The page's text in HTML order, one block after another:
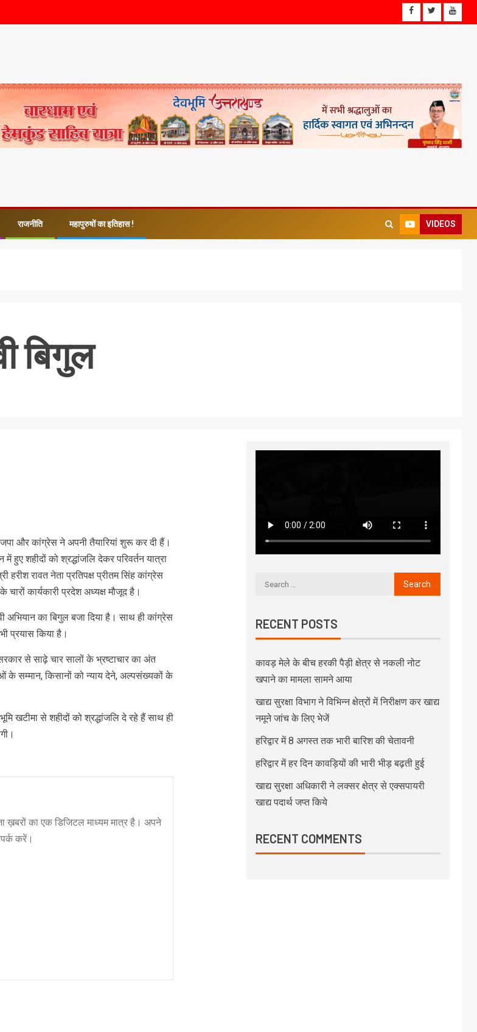
राजनीति महापुरुषों का इतिहास ! VIDEOS
बिगुल
और कांग्रेस ने अपनी तैयारियां शुरू कर दी हैं।
हुए शहीदों को श्रद्धांजलि देकर परिवर्तन यात्रा
हरीश रावत नेता प्रतिपक्ष प्रीतम सिंह कांग्रेस
कार्यकारी प्रदेश अध्यक्ष मौजूद है।
अभियान का बिगुल बजा दिया है। साथ ही कांग्रेस
प्रयास किया है।
सरकार से साढ़े चार सालों के भ्रष्टाचार का अंत
के सम्मान, किसानों को न्याय देने, अल्पसंख्यकों के
खटीमा से शहीदों को श्रद्धांजलि दे रहे हैं साथ ही
ख़बरों का एक डिजिटल माध्यम मात्र है। अपने
करें।
RECENT POSTS
कावड़ मेले के बीच हरकी पैड़ी क्षेत्र से नकली नोट
खपाने का मामला सामने आया
खाद्य सुरक्षा विभाग ने विभिन्न क्षेत्रों में निरीक्षण कर खाद्य
नमूने जांच के लिए भेजें
हरिद्वार में 8 अगस्त तक भारी बारिश की चेतावनी
हरिद्वार में हर दिन कावड़ियों की भारी भीड़ बढ़ती हुई
खाद्य सुरक्षा अधिकारी ने लक्सर क्षेत्र से एक्सपायरी
खाद्य पदार्थ जप्त किये
RECENT COMMENTS